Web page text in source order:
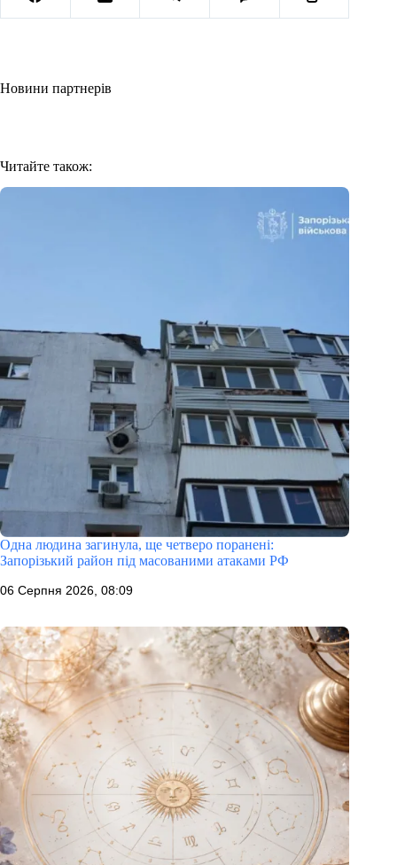
Новини партнерів
Читайте також:
Одна людина загинула, ще четверо поранені:
Запорізький район під масованими атаками РФ
06 Серпня 2026, 08:09